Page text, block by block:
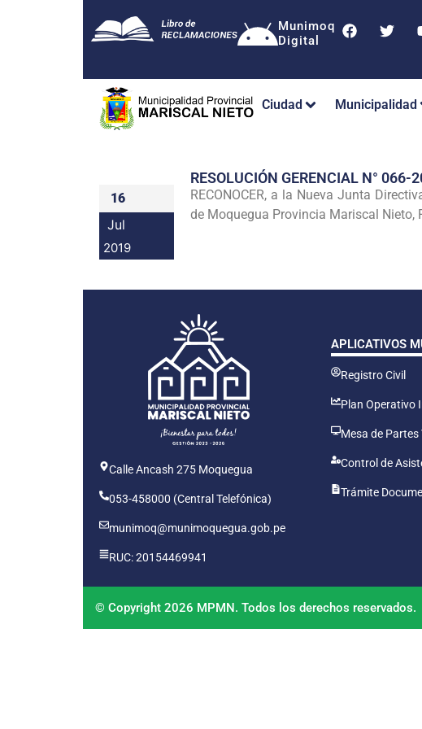
Munimoq
Digital
Ciudad Municipalidad
16
Jul
2019
RESOLUCIÓN GERENCIAL N°
RECONOCER, a la Nueva Junta
de Moquegua Provincia Mariscal
Calle Ancash 275 Moquegua
053-458000 (Central Telefónica)
munimoq@munimoquegua.gob.pe
RUC: 20154469941
APLICATIVOS
Registro Civil
Plan Operativo
Mesa de Partes
Control de
Trámite
© Copyright 2026 MPMN. Todos los derechos reservados.